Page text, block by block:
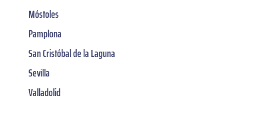
Móstoles
Pamplona
San Cristóbal de la Laguna
Sevilla
Valladolid